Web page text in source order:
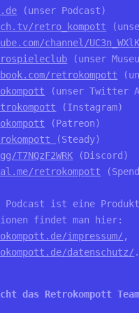
retro_kompott
channel/UC3n_WXlK-
retrokompott
retrokompott
Podcast ist eine
impressum/
datenschutz/ .
das Retrokompott